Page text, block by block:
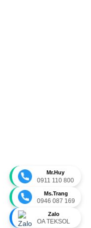
Mr.Huy
0911 110 800
Ms.Trang
0946 087 169
Zalo
OA TEKSOL